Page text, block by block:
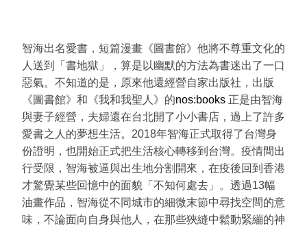
智海出名愛書，短篇漫畫《圖書館》他將不尊重文化的
人送到「書地獄」，算是以幽默的方法為書迷出了一口
惡氣。不知道的是，原來他還經營自家出版社，出版
《圖書館》和《我和我聖人》的nos:books 正是由智海
與妻子經營，夫婦還在台北開了小小書店，過上了許多
愛書之人的夢想生活。2018年智海正式取得了台灣身
份證明，也開始正式把生活核心轉移到台灣。疫情間出
行受限，智海被逼與出生地分割開來，在疫後回到香港
才驚覺某些回憶中的面貌「不知何處去」。透過13幅
油畫作品，智海從不同城市的細微末節中尋找空間的意
味，不論面向自身與他人，在那些狹縫中鬆動緊繃的神